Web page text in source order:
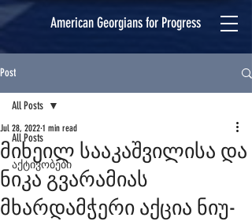
American Georgians for Progress
Post
All Posts
აქტივობები
All Posts
მიხეილ სააკაშვილისა და
ნიკა გვარამიას
მხარდამჭერი აქცია ნიუ-
Jul 28, 2022 1 min read